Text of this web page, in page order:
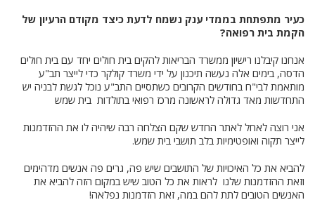
כעיר מתפתחת בממדי ענק נשמח לדעת כיצד מקודם הרעיון של
הקמת בית רפואה?
אנחנו קיבלנו רישיון ממשרד הבריאות להקים בית חולים יחד עם בית חולים
הדסה, בימים אלה נעשה תיכנון על ידי משרד קולקר כדי לייצר תב"ע
מותאמת לבי"ח בחודשים הקרובים כשתסיים התב"ע נוכל לגשת לבניה יש
התחדשות מאד גדולה לראשונה מרכז רפואי בתולדות בית שמש
אני רוצה לאחל לאתר החדש שקם הצלחה רבה שיהיה לו את ההזדמנות
לייצר תקוה ואופטימיות בלב תושבי בית שמש.
להביא את כל האיכויות של התושבים שיש פה, גרים פה אנשים מדהימים
וזאת ההזדמנות שלנו לראות את כל הטוב שיש במקום הזה להביא את
האנשים הטובים לתת להם במה, זאת הזדמנות נפלאה!